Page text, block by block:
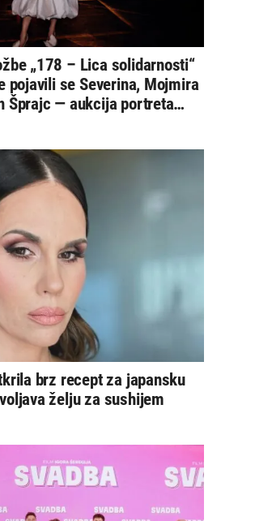
„178 – Lica solidarnosti“
pojavili se Severina, Mojmira
Šprajc — aukcija portreta
brz recept za japansku
želju za sushijem